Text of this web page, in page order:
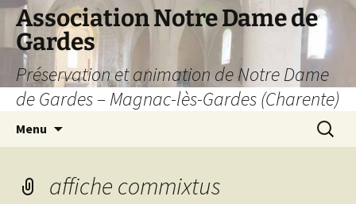
Aller
contenu
Association Notre Dame de
Gardes
Préservation et animation de Notre Dame
de Gardes – Magnac-lès-Gardes (Charente)
Menu
affiche commixtus